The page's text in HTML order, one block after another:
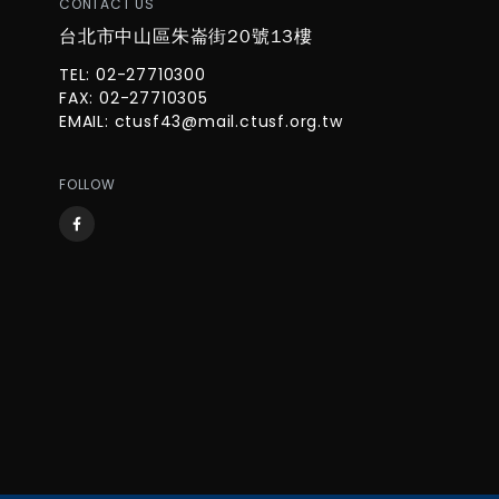
CONTACT US
台北市中山區朱崙街20號13樓
TEL: 02-27710300
FAX: 02-27710305
EMAIL: ctusf43@mail.ctusf.org.tw
FOLLOW